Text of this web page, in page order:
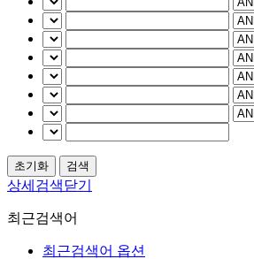
상세검색닫기
최근검색어
최근검색어 옵션